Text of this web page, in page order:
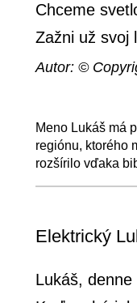
Chceme
Zažni už svoj
Autor: ©
Meno Lukáš má
regiónu, ktorého
rozšírilo vďaka
Elektrický
Lukáš,